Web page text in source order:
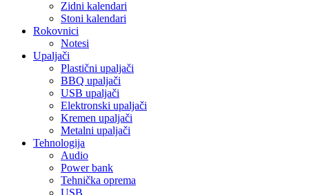
Zidni kalendari
Stoni kalendari
Rokovnici
Notesi
Upaljači
Plastični upaljači
BBQ upaljači
USB upaljači
Elektronski upaljači
Kremen upaljači
Metalni upaljači
Tehnologija
Audio
Power bank
Tehnička oprema
USB